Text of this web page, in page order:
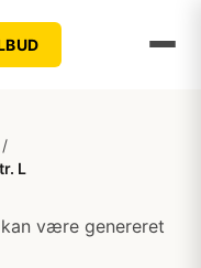
/
L
være genereret